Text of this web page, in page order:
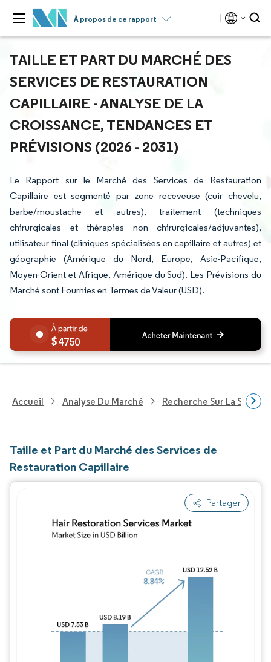
À propos de ce rapport
TAILLE ET PART DU MARCHÉ DES
SERVICES DE RESTAURATION
CAPILLAIRE - ANALYSE DE LA
CROISSANCE, TENDANCES ET
PRÉVISIONS (2026 - 2031)
Le Rapport sur le Marché des Services de Restauration
Capillaire est segmenté par zone receveuse (cuir chevelu,
barbe/moustache et autres), traitement (techniques
chirurgicales et thérapies non chirurgicales/adjuvantes),
utilisateur final (cliniques spécialisées en capillaire et autres) et
géographie (Amérique du Nord, Europe, Asie-Pacifique,
Moyen-Orient et Afrique, Amérique du Sud). Les Prévisions du
Marché sont Fournies en Termes de Valeur (USD).
4750
Accueil Analyse Du Marché Recherche Sur La Santé
Taille et Part du Marché des Services de
Restauration Capillaire
Partager